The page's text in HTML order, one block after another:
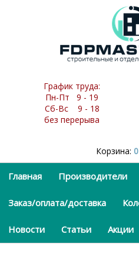
График труда:
Пн-Пт 9 - 19
Сб-Вс 9 - 18
без перерыва
Корзина:
Главная Производители
Заказ/оплата/доставка
Новости Статьи Акции